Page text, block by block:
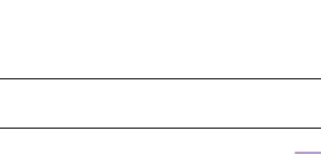
ZULETZT ANGESEHENE